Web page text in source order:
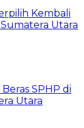
Kembali
Utara
SPHP di
Utara